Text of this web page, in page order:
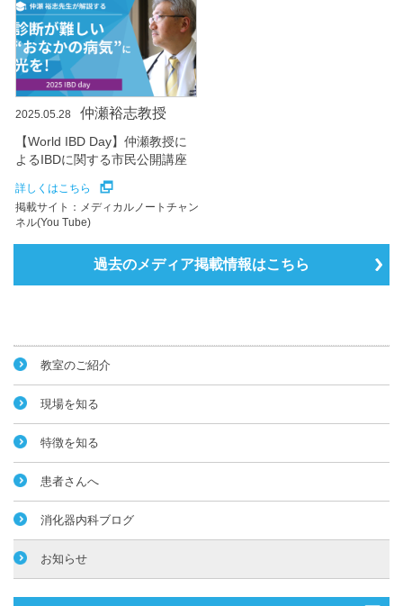
2025.05.28 仲瀬裕志教授
【World IBD Day】仲瀬教授に
よるIBDに関する市民公開講座
詳しくはこちら
掲載サイト：メディカルノートチャン
ネル(You Tube)
過去のメディア掲載情報はこちら
教室のご紹介
現場を知る
特徴を知る
患者さんへ
消化器内科ブログ
お知らせ